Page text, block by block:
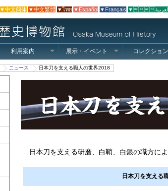
▼中文簡体 ▼中文繁體 ▼ไทย ▼Español ▼Français العربية
利用案内 展示・イベント コレクション
ニュース 日本刀を支える職人の世界2018
日本刀を支える研磨、白鞘、白銀の職方によ
日本刀を支える